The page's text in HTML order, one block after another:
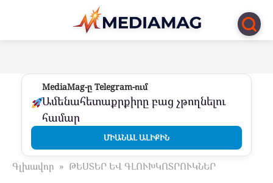
Перейти
контенту
MediaMag-ը Telegram-ում
Ամենահետաքրքիրը բաց չթողնելու
համար
ՄԻԱՆԱԼ ԱԼԻՔԻՆ
Գլխավոր » ԹԵՍՏԵՐ ԵՎ ԳԼՈՒԽԿՈՏՐՈՒԿՆԵՐ